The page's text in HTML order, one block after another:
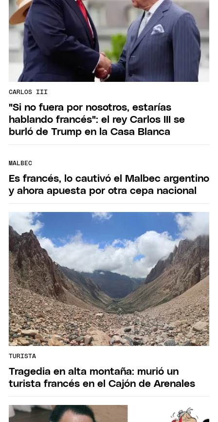
CARLOS III
"Si no fuera por nosotros, estarías
hablando francés": el rey Carlos III se
burló de Trump en la Casa Blanca
MALBEC
Es francés, lo cautivó el Malbec argentino
y ahora apuesta por otra cepa nacional
TURISTA
Tragedia en alta montaña: murió un
turista francés en el Cajón de Arenales